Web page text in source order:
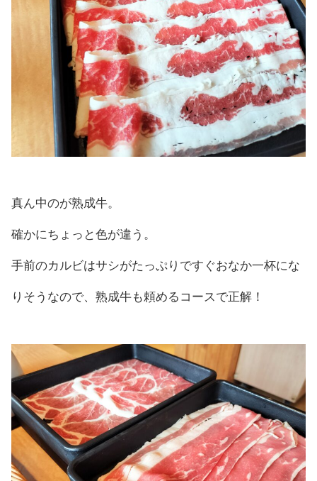
真ん中のが熟成牛。
確かにちょっと色が違う。
手前のカルビはサシがたっぷりですぐおなか一杯にな
りそうなので、熟成牛も頼めるコースで正解！